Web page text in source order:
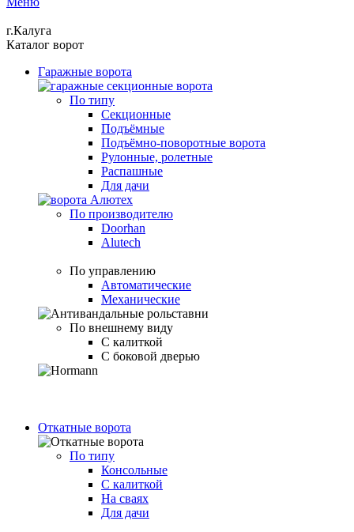
г.Калуга
Каталог ворот
Гаражные ворота
По типу
Секционные
Подъёмные
Подъёмно-поворотные ворота
Рулонные, ролетные
Распашные
Для дачи
По производителю
Doorhan
Alutech
По управлению
Автоматические
Механические
По внешнему виду
С калиткой
С боковой дверью
Откатные ворота
По типу
Консольные
С калиткой
На сваях
Для дачи